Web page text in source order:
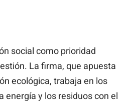
social como prioridad
La firma, que apuesta
ecológica, trabaja en los
energía y los residuos con el